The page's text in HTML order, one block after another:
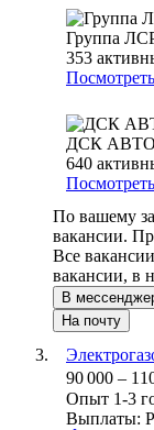
Группа
353
Посмотреть
ДСК
640
Посмотреть
По вашему
вакансии.
Все вакансии
вакансии, в
В
На почту
90 000 –
Опыт 1-3
Выплаты: